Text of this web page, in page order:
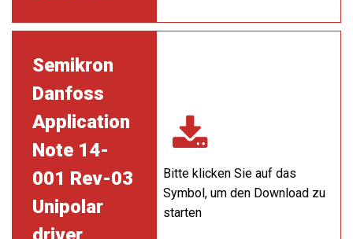
Semikron
Danfoss
Application
Note 14-
001 Rev-03
Unipolar
Bitte klicken Sie auf das
Symbol, um den Download zu
starten